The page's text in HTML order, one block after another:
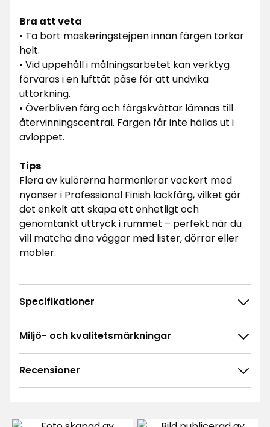
Bra att veta
• Ta bort maskeringstejpen innan färgen torkar
helt.
• Vid uppehåll i målningsarbetet kan verktyg
förvaras i en lufttät påse för att undvika
uttorkning.
• Överbliven färg och färgskvättar lämnas till
återvinningscentral. Färgen får inte hällas ut i
avloppet.
Tips
Flera av kulörerna harmonierar vackert med
nyanser i Professional Finish lackfärg, vilket gör
det enkelt att skapa ett enhetligt och
genomtänkt uttryck i rummet – perfekt när du
vill matcha dina väggar med lister, dörrar eller
möbler.
Specifikationer
Miljö- och kvalitetsmärkningar
Recensioner
5.0